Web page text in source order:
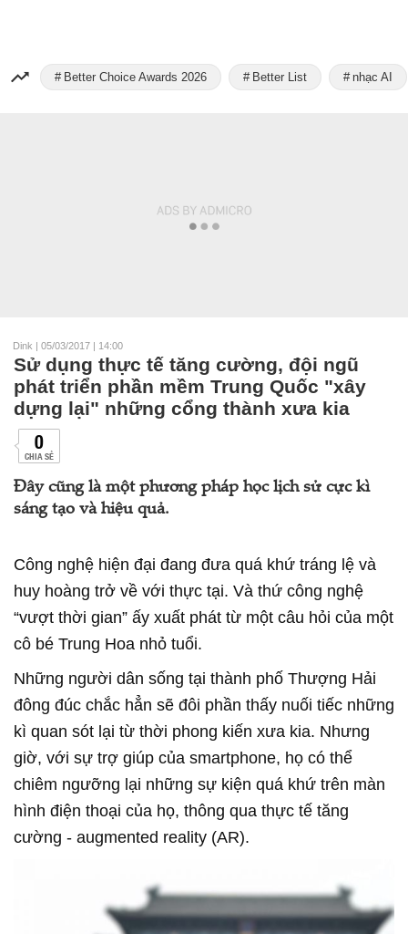
Better Choice Awards 2026 Better List nhạc AI
Dink | 05/03/2017 | 14:00
Sử dụng thực tế tăng cường, đội ngũ
phát triển phần mềm Trung Quốc "xây
dựng lại" những cổng thành xưa kia
0
CHIA SẺ
Đây cũng là một phương pháp học lịch sử cực kì
sáng tạo và hiệu quả.
Công nghệ hiện đại đang đưa quá khứ tráng lệ và
huy hoàng trở về với thực tại. Và thứ công nghệ
“vượt thời gian” ấy xuất phát từ một câu hỏi của một
cô bé Trung Hoa nhỏ tuổi.
Những người dân sống tại thành phố Thượng Hải
đông đúc chắc hẳn sẽ đôi phần thấy nuối tiếc những
kì quan sót lại từ thời phong kiến xưa kia. Nhưng
giờ, với sự trợ giúp của smartphone, họ có thể
chiêm ngưỡng lại những sự kiện quá khứ trên màn
hình điện thoại của họ, thông qua thực tế tăng
cường - augmented reality (AR).